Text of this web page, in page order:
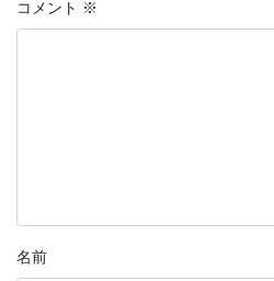
コメント ※
名前